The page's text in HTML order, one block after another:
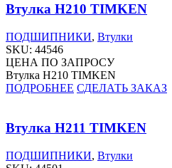
Втулка H210 TIMKEN
ПОДШИПНИКИ, Втулки
SKU: 44546
ЦЕНА ПО ЗАПРОСУ
Втулка H210 TIMKEN
ПОДРОБНЕЕ СДЕЛАТЬ ЗАКАЗ
Втулка H211 TIMKEN
ПОДШИПНИКИ, Втулки